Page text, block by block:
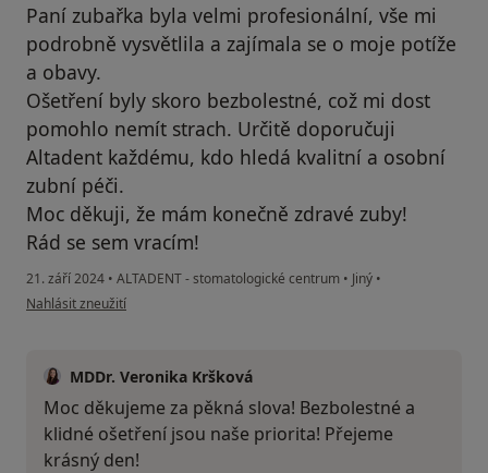
Paní zubařka byla velmi profesionální, vše mi
podrobně vysvětlila a zajímala se o moje potíže
a obavy.
Ošetření byly skoro bezbolestné, což mi dost
pomohlo nemít strach. Určitě doporučuji
Altadent každému, kdo hledá kvalitní a osobní
zubní péči.
Moc děkuji, že mám konečně zdravé zuby!
Rád se sem vracím!
21. září 2024 • ALTADENT - stomatologické centrum • Jiný •
podle názoru uživatele Zdeněk K
Nahlásit zneužití
MDDr. Veronika Kršková
Moc děkujeme za pěkná slova! Bezbolestné a
klidné ošetření jsou naše priorita! Přejeme
krásný den!